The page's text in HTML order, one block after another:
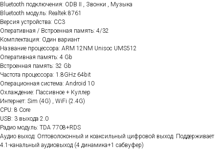
Bluetooth подключения: ODB II , Звонки , Музыка
Bluetooth модуль: Realtek 8761
Версия устройства: CC3
Оперативная / Встроенная память: 4/32
Комплектация: Один вариант
Название процессора: ARM 12NM Unisoc UMS512
Оперативная память: 4 Gb
Встроенная память: 32 Gb
Частота процессора: 1.8GHz 64bit
Операционная система: Android 10
Охлаждение: Пассивное + Куллер
Интернет: Sim (4G) , WiFi (2.4G)
CPU: 8 Core
USB: 3 выхода 2.0
Радио модуль: TDA 7708+RDS
Аудио выход: Оптоволоконный и коаксильный цифровой выход. Поддерживает
4.1-канальный аудиовыход (4 динамика+1 сабвуфер)